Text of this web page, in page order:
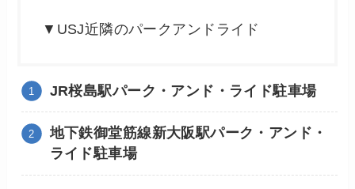
▼USJ近隣のパークアンドライド
JR桜島駅パーク・アンド・ライド駐車場
地下鉄御堂筋線新大阪駅パーク・アンド・
ライド駐車場